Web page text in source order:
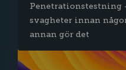
Penetrationstestning
svagheter innan
annan gör det